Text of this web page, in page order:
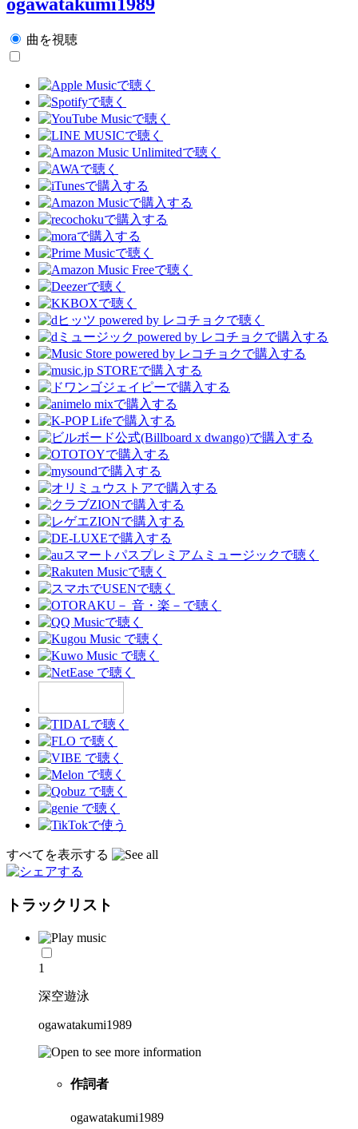
曲を視聴
すべてを表示する
トラックリスト
1
深空遊泳
ogawatakumi1989
作詞者
ogawatakumi1989